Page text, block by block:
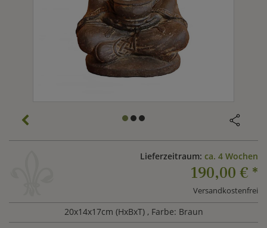
Lieferzeitraum: ca. 4 Wochen
190,00 € *
Versandkostenfrei
20x14x17cm (HxBxT) , Farbe: Braun